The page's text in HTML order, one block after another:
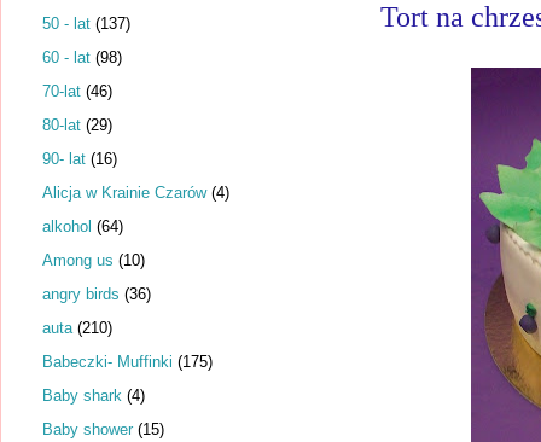
Tort na
50 - lat (137)
60 - lat (98)
70-lat (46)
80-lat (29)
90- lat (16)
Alicja w Krainie Czarów (4)
alkohol (64)
Among us (10)
angry birds (36)
auta (210)
Babeczki- Muffinki (175)
Baby shark (4)
Baby shower (15)